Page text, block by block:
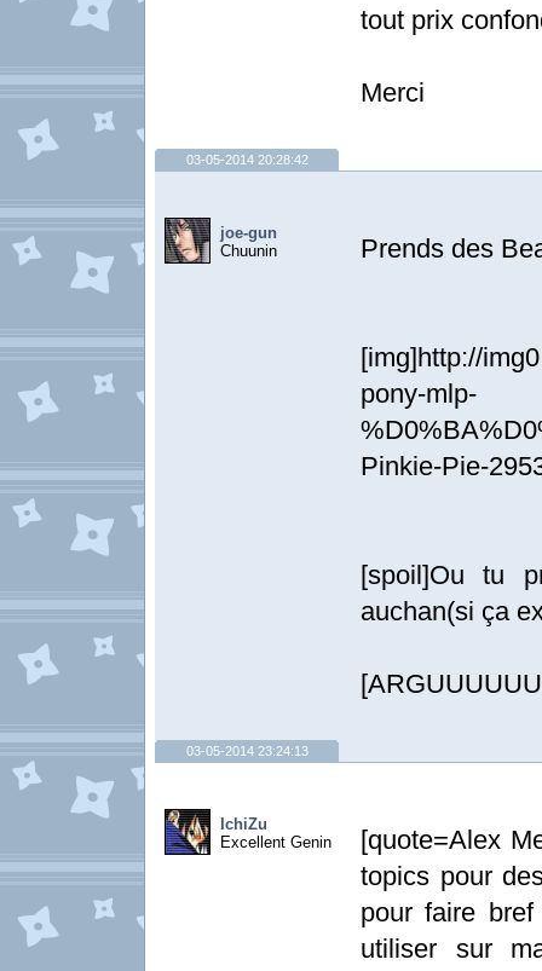
tout prix
Merci
03-05-2014 20:28:42
joe-gun
Chuunin
Prends des
[img]http://
pony-mlp-
Pinkie-Pie-
[spoil]Ou tu
auchan(si ça
03-05-2014 23:24:13
IchiZu
Excellent Genin
[quote=Alex
topics pour
pour faire
utiliser sur